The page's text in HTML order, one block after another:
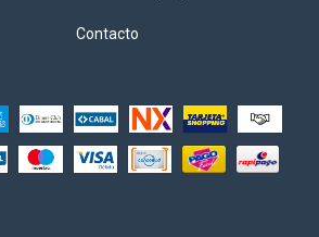
Contacto